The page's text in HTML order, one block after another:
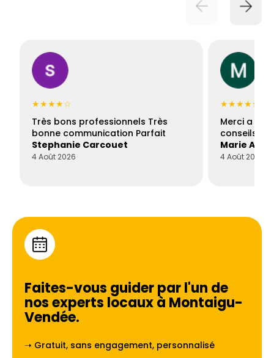
★★★★☆
Très bons professionnels Très
bonne communication Parfait
Stephanie Carcouet
4 Août 2026
★★★★★
Merci a
conseils
Marie
4 Août 2026
Faites-vous guider par l'un de
nos experts locaux à Montaigu-
Vendée.
➝ Gratuit, sans engagement, personnalisé